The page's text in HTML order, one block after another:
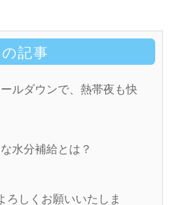
記事
ルダウンで、熱帯夜も快
水分補給とは？
ろしくお願いいたしま